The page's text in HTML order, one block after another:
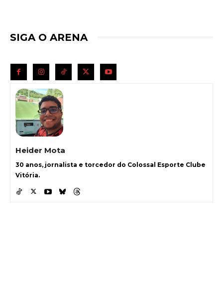
SIGA O ARENA
Heider Mota
30 anos, jornalista e torcedor do Colossal Esporte Clube
Vitória.